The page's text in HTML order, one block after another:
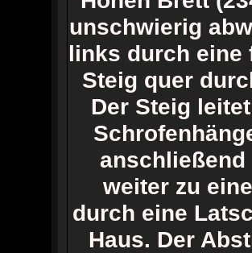
unschwierig
links durch eine
Steig quer
Der Steig
anschließend
weiter zu
durch eine
Haus. Der